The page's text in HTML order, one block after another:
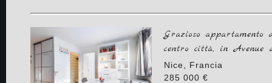
Grazioso
centro città, in Avenue
Nice, Francia
285 000 €